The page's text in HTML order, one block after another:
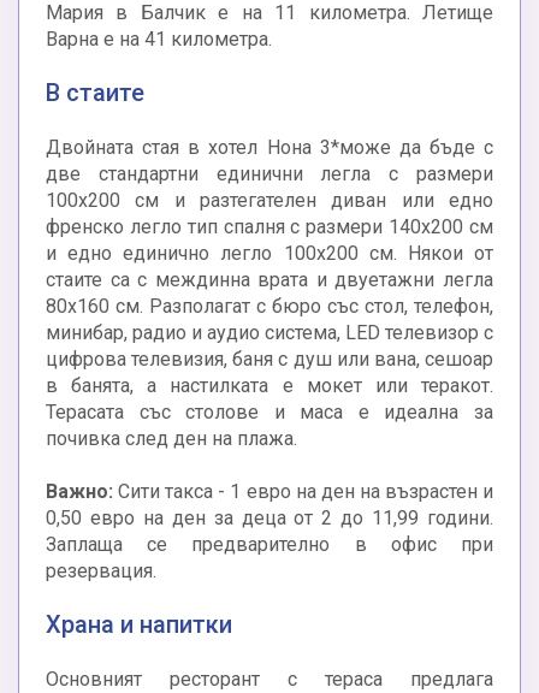
Мария в Балчик е на 11 километра. Летище
Варна е на 41 километра.
В стаите
Двойната стая в хотел Нона 3*може да бъде с
две стандартни единични легла с размери
100x200 см и разтегателен диван или едно
френско легло тип спалня с размери 140x200 см
и едно единично легло 100x200 см. Някои от
стаите са с междинна врата и двуетажни легла
80x160 см. Разполагат с бюро със стол, телефон,
минибар, радио и аудио система, LED телевизор с
цифрова телевизия, баня с душ или вана, сешоар
в банята, a настилката е мокет или теракот.
Терасата със столове и маса е идеална за
почивка след ден на плажа.
Важно: Сити такса - 1 евро на ден на възрастен и
0,50 евро на ден за деца от 2 до 11,99 години.
Заплаща се предварително в офис при
резервация.
Храна и напитки
Основният ресторант с тераса предлага